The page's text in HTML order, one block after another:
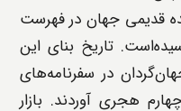
قدیمی جهان در فهرست
تاریخ بنای این
در سفرنامه‌های
هجری آوردند. بازار